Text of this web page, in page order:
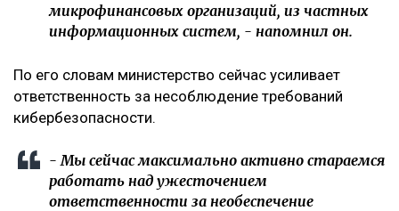
микрофинансовых организаций, из частных
информационных систем, - напомнил он.
По его словам министерство сейчас усиливает
ответственность за несоблюдение требований
кибербезопасности.
- Мы сейчас максимально активно стараемся
работать над ужесточением
ответственности за необеспечение